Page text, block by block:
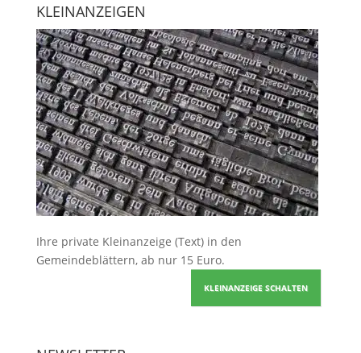
KLEINANZEIGEN
Ihre private Kleinanzeige (Text) in den
Gemeindeblättern, ab nur 15 Euro.
KLEINANZEIGE SCHALTEN